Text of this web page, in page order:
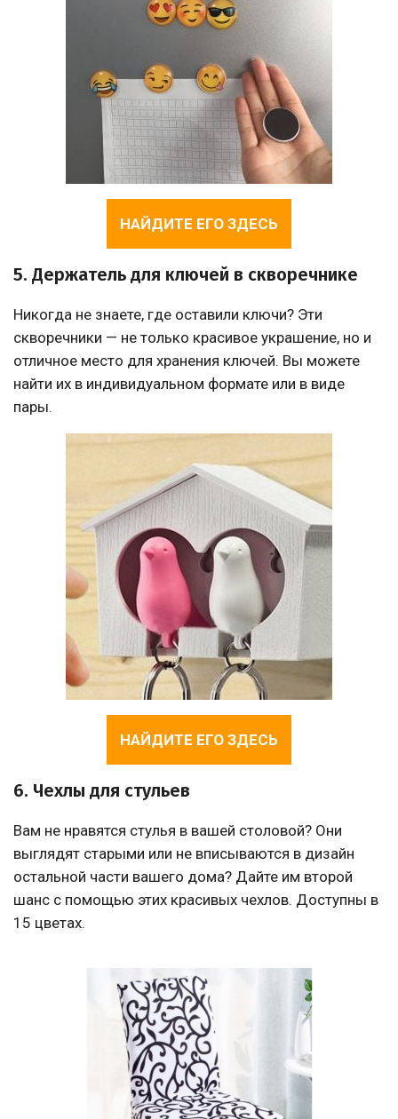
НАЙДИТЕ ЕГО ЗДЕСЬ
5. Держатель для ключей в скворечнике
Никогда не знаете, где оставили ключи? Эти
скворечники — не только красивое украшение, но и
отличное место для хранения ключей. Вы можете
найти их в индивидуальном формате или в виде
пары.
НАЙДИТЕ ЕГО ЗДЕСЬ
6. Чехлы для стульев
Вам не нравятся стулья в вашей столовой? Они
выглядят старыми или не вписываются в дизайн
остальной части вашего дома? Дайте им второй
шанс с помощью этих красивых чехлов. Доступны в
15 цветах.